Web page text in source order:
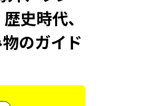
史時代、
のガイド